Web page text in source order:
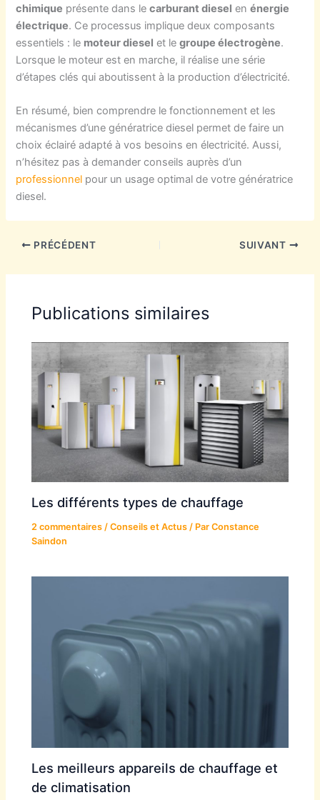
chimique présente dans lecarburant diesel enénergie
électrique. Ce processus implique deux composants
essentiels : le moteur diesel et legroupe électrogène.
Lorsque le moteur est en marche, il réalise une série
d’étapes clés qui aboutissent à la production d’électricité.
En résumé, bien comprendre le fonctionnement et les
mécanismes d’une génératrice diesel permet de faire un
choix éclairé adapté à vos besoins en électricité. Aussi,
n’hésitez pas à demander conseils auprès d’un
professionnel pour un usage optimal de votre génératrice
diesel.
PRÉCÉDENT SUIVANT
Publications similaires
Les différents types de chauffage
2 commentaires /Conseils et Actus / ParConstance
Saindon
Les meilleurs appareils de chauffage et
de climatisation